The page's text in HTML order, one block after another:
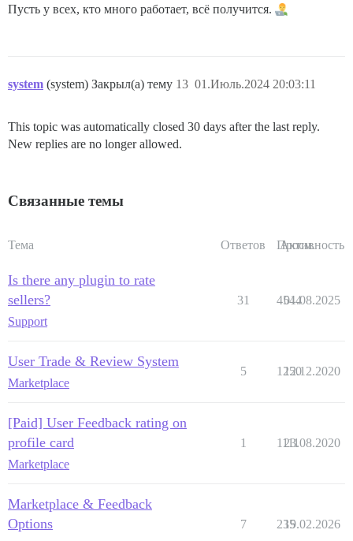
Пусть у всех, кто много работает, всё получится.
system (system) Закрыл(а) тему 01.Июль.2024 20:03:11
13
This topic was automatically closed 30 days after the last reply.
New replies are no longer allowed.
Связанные темы
Тема Ответов Просм.
Активность
Is there any plugin to rate
sellers?
Support
31 4544
01.08.2025
User Trade & Review System
Marketplace
5 1250
12.12.2020
[Paid] User Feedback rating on
profile card
Marketplace
1 1111
23.08.2020
Marketplace & Feedback
Options
7 235
19.02.2026